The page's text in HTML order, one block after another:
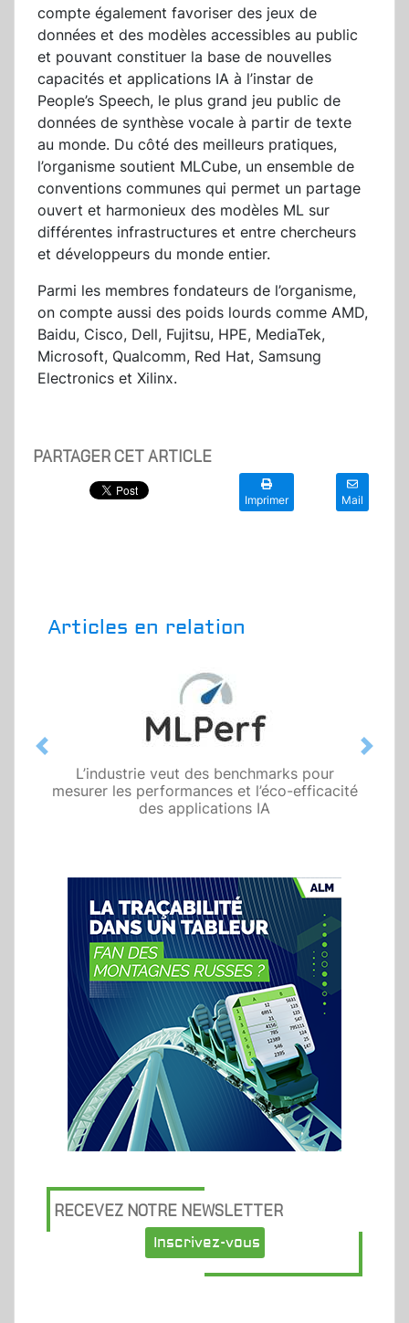
compte également favoriser des jeux de
données et des modèles accessibles au public
et pouvant constituer la base de nouvelles
capacités et applications IA à l’instar de
People’s Speech, le plus grand jeu public de
données de synthèse vocale à partir de texte
au monde. Du côté des meilleurs pratiques,
l’organisme soutient MLCube, un ensemble de
conventions communes qui permet un partage
ouvert et harmonieux des modèles ML sur
différentes infrastructures et entre chercheurs
et développeurs du monde entier.
Parmi les membres fondateurs de l’organisme,
on compte aussi des poids lourds comme AMD,
Baidu, Cisco, Dell, Fujitsu, HPE, MediaTek,
Microsoft, Qualcomm, Red Hat, Samsung
Electronics et Xilinx.
PARTAGER CET ARTICLE
Imprimer Mail
Articles en relation
L’industrie veut des benchmarks pour
mesurer les performances et l’éco-efficacité
des applications IA
Previous Next
RECEVEZ NOTRE NEWSLETTER
Inscrivez-vous